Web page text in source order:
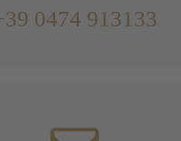
0474 913133